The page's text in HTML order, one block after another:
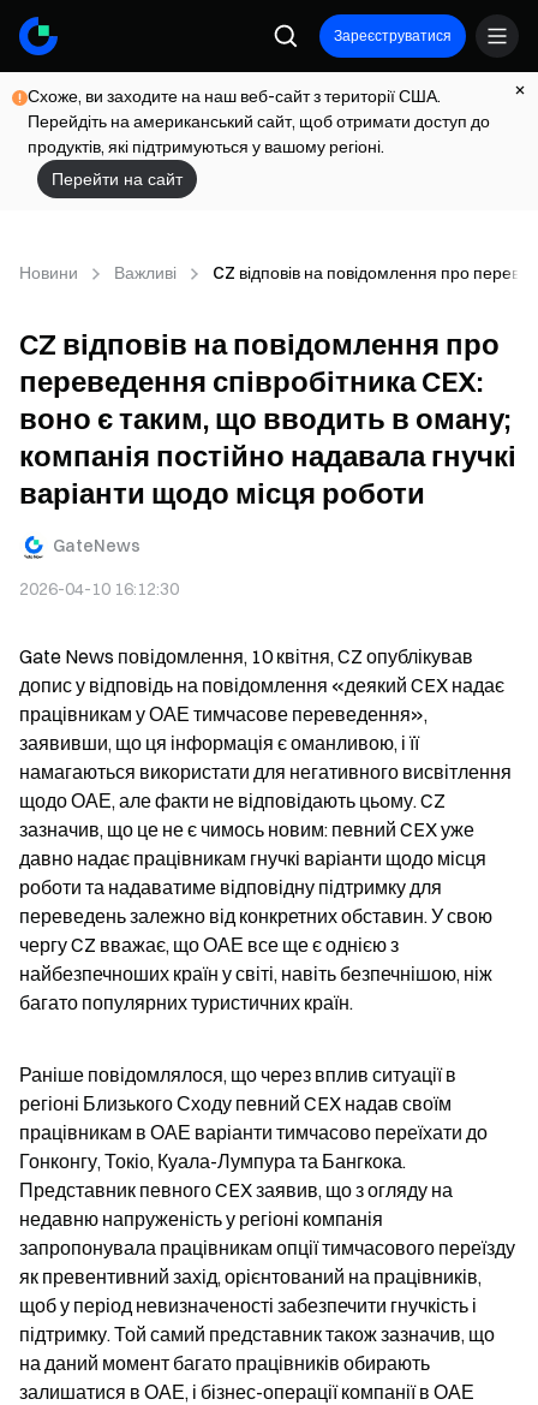
Зареєструватися
Схоже, ви заходите на наш веб-сайт з території США.
Перейдіть на американський сайт, щоб отримати доступ до
продуктів, які підтримуються у вашому регіоні.
Перейти на сайт
Новини Важливі CZ відповів на повідомлення про
CZ відповів на повідомлення про
переведення співробітника CEX:
воно є таким, що вводить в оману;
компанія постійно надавала гнучкі
варіанти щодо місця роботи
GateNews
2026-04-10 16:12:30
Gate News повідомлення, 10 квітня, CZ опублікував
допис у відповідь на повідомлення «деякий CEX надає
працівникам у ОАЕ тимчасове переведення»,
заявивши, що ця інформація є оманливою, і її
намагаються використати для негативного висвітлення
щодо ОАЕ, але факти не відповідають цьому. CZ
зазначив, що це не є чимось новим: певний CEX уже
давно надає працівникам гнучкі варіанти щодо місця
роботи та надаватиме відповідну підтримку для
переведень залежно від конкретних обставин. У свою
чергу CZ вважає, що ОАЕ все ще є однією з
найбезпечноших країн у світі, навіть безпечнішою, ніж
багато популярних туристичних країн.
Раніше повідомлялося, що через вплив ситуації в
регіоні Близького Сходу певний CEX надав своїм
працівникам в ОАЕ варіанти тимчасово переїхати до
Гонконгу, Токіо, Куала-Лумпура та Бангкока.
Представник певного CEX заявив, що з огляду на
недавню напруженість у регіоні компанія
запропонувала працівникам опції тимчасового переїзду
як превентивний захід, орієнтований на працівників,
щоб у період невизначеності забезпечити гнучкість і
підтримку. Той самий представник також зазначив, що
на даний момент багато працівників обирають
залишатися в ОАЕ, і бізнес-операції компанії в ОАЕ